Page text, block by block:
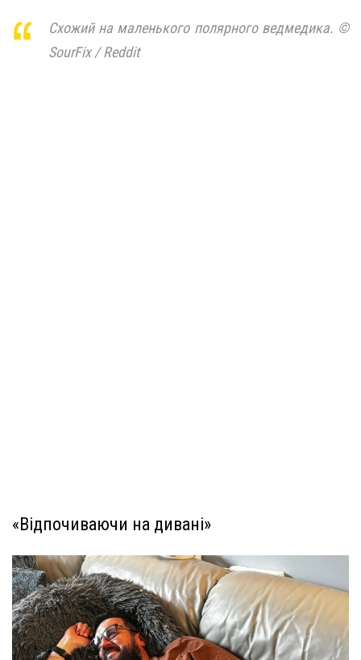
Схожий на маленького полярного ведмедика. ©
SourFix / Reddit
«Відпочиваючи на дивані»